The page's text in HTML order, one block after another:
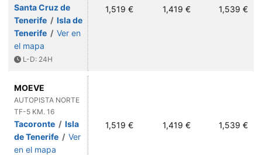
Santa Cruz de
Tenerife / Isla de
Tenerife / Ver en
el mapa
L-D: 24H
1,519 € 1,419 € 1,539 €
MOEVE
AUTOPISTA NORTE
TF-5 KM. 16
Tacoronte / Isla
de Tenerife / Ver
en el mapa
1,519 € 1,419 € 1,539 €